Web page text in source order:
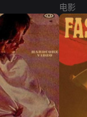
电影